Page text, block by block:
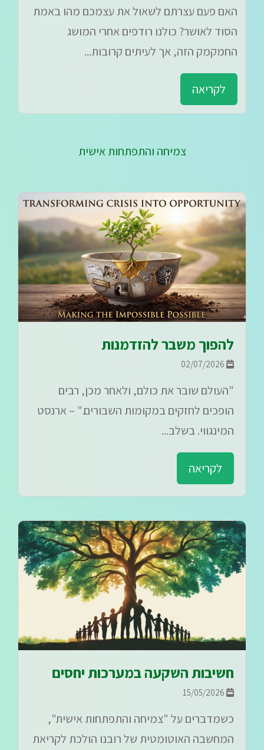
האם פעם עצרתם לשאול את עצמכם מהו באמת
הסוד לאושר? כולנו רודפים אחרי המושג
החמקמק הזה, אך לעיתים קרובות...
לקריאה
צמיחה והתפתחות אישית
להפוך משבר להזדמנות
"העולם שובר את כולם, ולאחר מכן, רבים
הופכים לחזקים במקומות השבורים." – ארנסט
המינגווי. בשלב...
לקריאה
חשיבות השקעה במערכות יחסים
כשמדברים על "צמיחה והתפתחות אישית",
המחשבה האוטומטית של רובנו הולכת לקריאת